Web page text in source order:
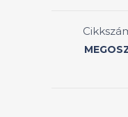
Complete